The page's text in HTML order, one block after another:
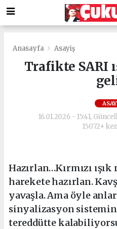
Anasayfa Asayiş
Trafikte SARI
16.01.2026 - 15:41,
15072+
Hazırlan…Kırmızı
harekete hazırlan.
yavaşla. Ama öyle
sinyalizasyon
tereddütte